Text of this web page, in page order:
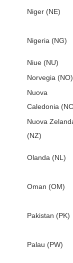
Niger (NE)
Nigeria (NG)
Niue (NU)
Norvegia (NO)
Nuova
Caledonia
Nuova
(NZ)
Olanda (NL)
Oman (OM)
Pakistan (PK)
Palau (PW)